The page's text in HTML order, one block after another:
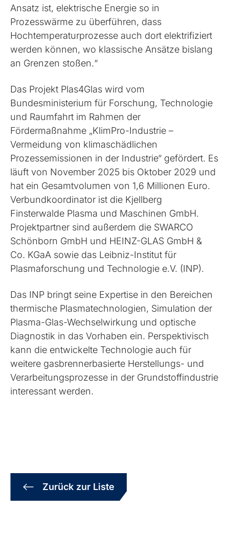
Ansatz ist, elektrische Energie so in
Prozesswärme zu überführen, dass
Hochtemperaturprozesse auch dort elektrifiziert
werden können, wo klassische Ansätze bislang
an Grenzen stoßen.“
Das Projekt Plas4Glas wird vom
Bundesministerium für Forschung, Technologie
und Raumfahrt im Rahmen der
Fördermaßnahme „KlimPro-Industrie –
Vermeidung von klimaschädlichen
Prozessemissionen in der Industrie“ gefördert. Es
läuft von November 2025 bis Oktober 2029 und
hat ein Gesamtvolumen von 1,6 Millionen Euro.
Verbundkoordinator ist die Kjellberg
Finsterwalde Plasma und Maschinen GmbH.
Projektpartner sind außerdem die SWARCO
Schönborn GmbH und HEINZ-GLAS GmbH &
Co. KGaA sowie das Leibniz-Institut für
Plasmaforschung und Technologie e.V. (INP).
Das INP bringt seine Expertise in den Bereichen
thermische Plasmatechnologien, Simulation der
Plasma-Glas-Wechselwirkung und optische
Diagnostik in das Vorhaben ein. Perspektivisch
kann die entwickelte Technologie auch für
weitere gasbrennerbasierte Herstellungs- und
Verarbeitungsprozesse in der Grundstoffindustrie
interessant werden.
Zurück zur Liste